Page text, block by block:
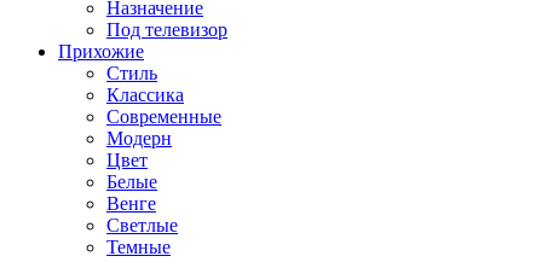
Назначение
Под телевизор
Прихожие
Стиль
Классика
Современные
Модерн
Цвет
Белые
Венге
Светлые
Темные